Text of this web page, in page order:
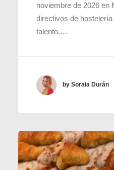
noviembre de 2026 en
directivos de
talento,…
by Soraia Durán